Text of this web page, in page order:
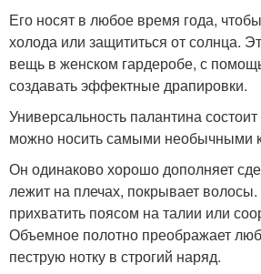
Его носят в любое время года,
холода или защититься от солнца.
вещь в женском гардеробе, с
создавать эффектные драпировки.
Универсальность палантина
можно носить самыми необычными
Он одинаково хорошо дополняет
лежит на плечах, покрывает
прихватить поясом на талии или
Объемное полотно преображает
пеструю нотку в строгий наряд.